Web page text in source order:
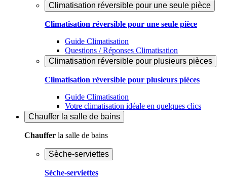
Climatisation réversible pour une seule pièce
Climatisation réversible pour une seule pièce
Guide Climatisation
Questions / Réponses Climatisation
Climatisation réversible pour plusieurs pièces
Climatisation réversible pour plusieurs pièces
Guide Climatisation
Votre climatisation idéale en quelques clics
Chauffer la salle de bains
Chauffer la salle de bains
Sèche-serviettes
Sèche-serviettes